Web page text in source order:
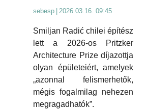
sebesp 2026.03.16. 09:45
Smiljan Radić chilei építész
lett a 2026-os Pritzker
Architecture Prize díjazottja
olyan épületeiért, amelyek
„azonnal felismerhetők,
mégis fogalmilag nehezen
megragadhatók”.